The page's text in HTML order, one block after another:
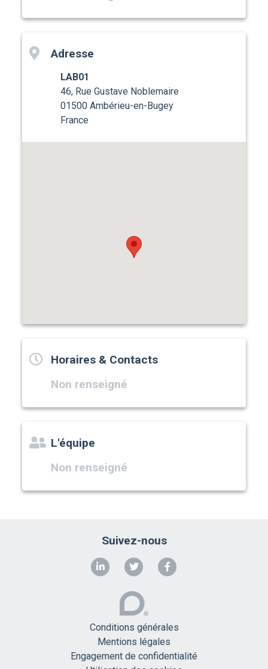
Adresse
LAB01
46, Rue Gustave Noblemaire
01500 Ambérieu-en-Bugey
France
Horaires & Contacts
Non renseigné
L'équipe
Non renseigné
Suivez-nous
Conditions générales
Mentions légales
Engagement de confidentialité